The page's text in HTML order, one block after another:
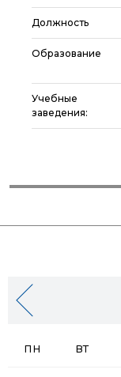
Должность
Образование
Учебные
заведения:
пн вт